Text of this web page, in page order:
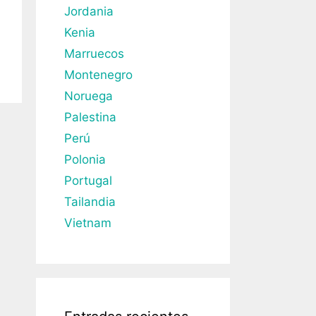
Jordania
Kenia
Marruecos
Montenegro
Noruega
Palestina
Perú
Polonia
Portugal
Tailandia
Vietnam